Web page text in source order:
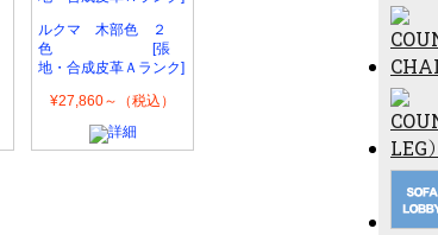
ルクマ 木部色 ２
色 [張
地・合成皮革Ａランク]
¥27,860～（税込）